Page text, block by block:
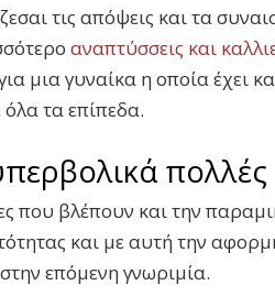
τις απόψεις και τα
αναπτύσσεις και
μια γυναίκα η οποία έχει
όλα τα επίπεδα.
πολλές
που βλέπουν και την
και με αυτή την
επόμενη γνωριμία.